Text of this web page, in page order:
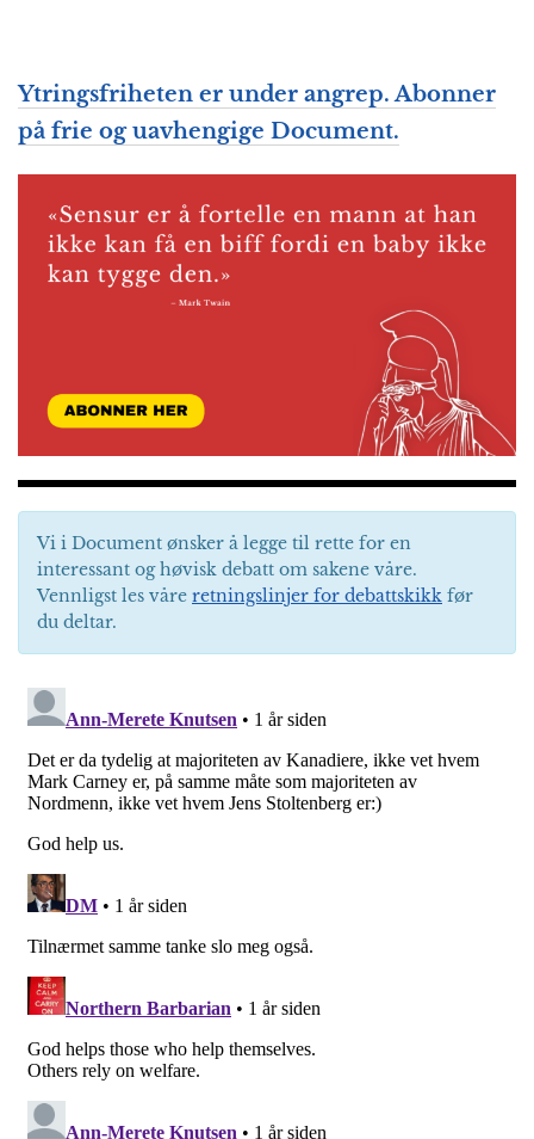
Ytringsfriheten er under angrep. Abonner
på frie og uavhengige Document.
Vi i Document ønsker å legge til rette for en
interessant og høvisk debatt om sakene våre.
Vennligst les våre retningslinjer for debattskikk før
du deltar.